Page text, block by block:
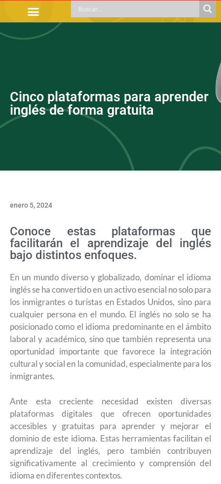
Cinco plataformas para aprender
inglés de forma gratuita
enero 5, 2024
Conoce estas plataformas que
facilitarán el aprendizaje del inglés
bajo distintos enfoques.
En un mundo diverso y globalizado, dominar el idioma
inglés se ha convertido en un activo esencial no solo para
los inmigrantes o turistas en Estados Unidos, sino para
cualquier persona en el mundo. El inglés no solo se ha
posicionado como el idioma predominante en el ámbito
laboral y académico, sino que también representa una
oportunidad importante que favorece la integración
cultural y social en la comunidad, especialmente para los
inmigrantes.
Ante esta creciente necesidad existen diversas
plataformas digitales que ofrecen oportunidades
accesibles y gratuitas para aprender y mejorar el
dominio de este idioma. Estas herramientas facilitan el
aprendizaje del inglés, pero también contribuyen
significativamente al crecimiento y comprensión del
idioma en diferentes contextos.